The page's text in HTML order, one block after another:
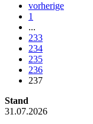
vorherige
1
...
233
234
235
236
237
Stand
31.07.2026